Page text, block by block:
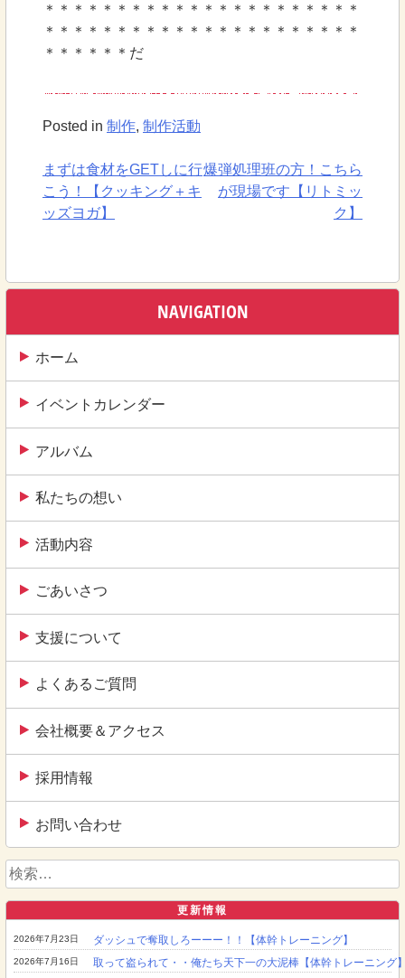
NAVIGATION
ホーム
イベントカレンダー
アルバム
私たちの想い
活動内容
ごあいさつ
支援について
よくあるご質問
会社概要＆アクセス
採用情報
お問い合わせ
検
索:
更新情報
ダッシュで奪取しろーーー！！【体幹トレーニング】
2026年7月23日
取って盗られて・・俺たち天下一の大泥棒【体幹トレーニング
2026年7月16日
＊＊＊＊＊＊＊＊＊＊＊＊＊＊＊＊＊＊＊＊＊＊
＊＊＊＊＊＊＊＊＊＊＊＊＊＊＊＊＊＊＊＊＊＊
＊＊＊＊＊＊だ
Posted in 制作, 制作活動
投
稿
ビ
ー
シ
ョ
ン
まずは食材をGETしに行
こう！【クッキング＋キ
ッズヨガ】
爆弾処理班の方！こちら
が現場です【リトミッ
ク】